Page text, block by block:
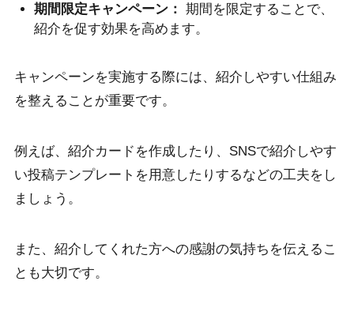
期間限定キャンペーン： 期間を限定することで、
紹介を促す効果を高めます。
キャンペーンを実施する際には、紹介しやすい仕組み
を整えることが重要です。
例えば、紹介カードを作成したり、SNSで紹介しやす
い投稿テンプレートを用意したりするなどの工夫をし
ましょう。
また、紹介してくれた方への感謝の気持ちを伝えるこ
とも大切です。